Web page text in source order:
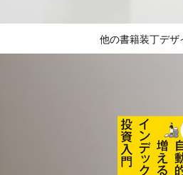
他の書籍装丁デザ